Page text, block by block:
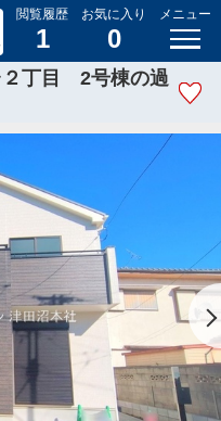
閲覧履歴
1
お気に入り
0
メニュー
２丁目 2号棟の過